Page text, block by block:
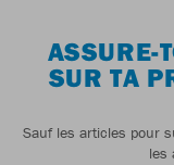
ASSURE-
SUR TA
Sauf les articles pour
les